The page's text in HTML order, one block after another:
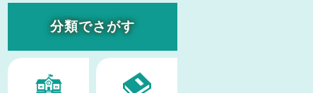
分類でさがす